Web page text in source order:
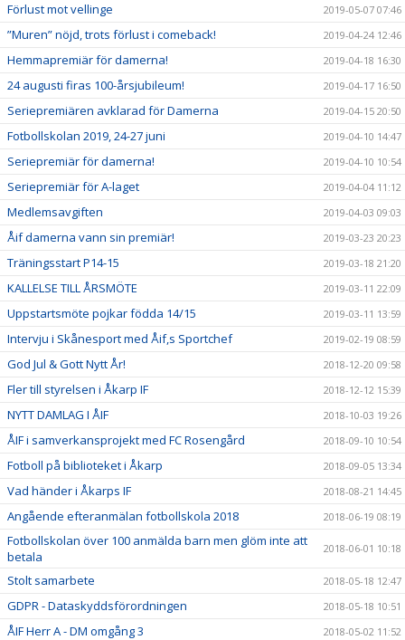
Förlust mot vellinge 2019-05-07 07:46
”Muren” nöjd, trots förlust i comeback! 2019-04-24 12:46
Hemmapremiär för damerna! 2019-04-18 16:30
24 augusti firas 100-årsjubileum! 2019-04-17 16:50
Seriepremiären avklarad för Damerna 2019-04-15 20:50
Fotbollskolan 2019, 24-27 juni 2019-04-10 14:47
Seriepremiär för damerna! 2019-04-10 10:54
Seriepremiär för A-laget 2019-04-04 11:12
Medlemsavgiften 2019-04-03 09:03
Åif damerna vann sin premiär! 2019-03-23 20:23
Träningsstart P14-15 2019-03-18 21:20
KALLELSE TILL ÅRSMÖTE 2019-03-11 22:09
Uppstartsmöte pojkar födda 14/15 2019-03-11 13:59
Intervju i Skånesport med Åif,s Sportchef 2019-02-19 08:59
God Jul & Gott Nytt År! 2018-12-20 09:58
Fler till styrelsen i Åkarp IF 2018-12-12 15:39
NYTT DAMLAG I ÅIF 2018-10-03 19:26
ÅIF i samverkansprojekt med FC Rosengård 2018-09-10 10:54
Fotboll på biblioteket i Åkarp 2018-09-05 13:34
Vad händer i Åkarps IF 2018-08-21 14:45
Angående efteranmälan fotbollskola 2018 2018-06-19 08:19
Fotbollskolan över 100 anmälda barn men glöm inte att
betala
2018-06-01 10:18
Stolt samarbete 2018-05-18 12:47
GDPR - Dataskyddsförordningen 2018-05-18 10:51
ÅIF Herr A - DM omgång 3 2018-05-02 11:52